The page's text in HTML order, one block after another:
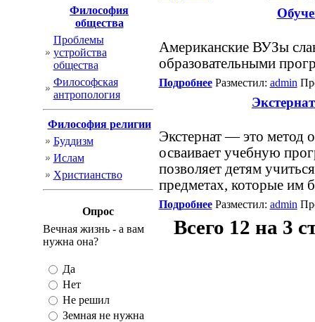
Философия
общества
Проблемы
устройства
общества
Философская
антропология
Философия религии
Буддизм
Ислам
Христианство
Опрос
Вечная жизнь - а вам
нужна она?
Да
Нет
Не решил
Земная не нужна
Американские ВУЗы
образовательными
ПодробнееРазместил: admin
Экстернат — это метод
осваивает учебную
позволяет детям
предметах, которые им
ПодробнееРазместил: admin
Всего 12 на 3